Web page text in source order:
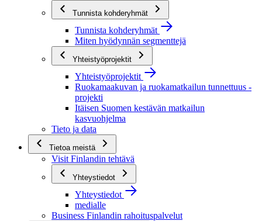
Tunnista kohderyhmät
Tunnista kohderyhmät
Miten hyödynnän segmenttejä
Yhteistyöprojektit
Yhteistyöprojektit
Ruokamaakuvan ja ruokamatkailun tunnettuus -
projekti
Itäisen Suomen kestävän matkailun
kasvuohjelma
Tieto ja data
Tietoa meistä
Visit Finlandin tehtävä
Yhteystiedot
Yhteystiedot
medialle
Business Finlandin rahoituspalvelut